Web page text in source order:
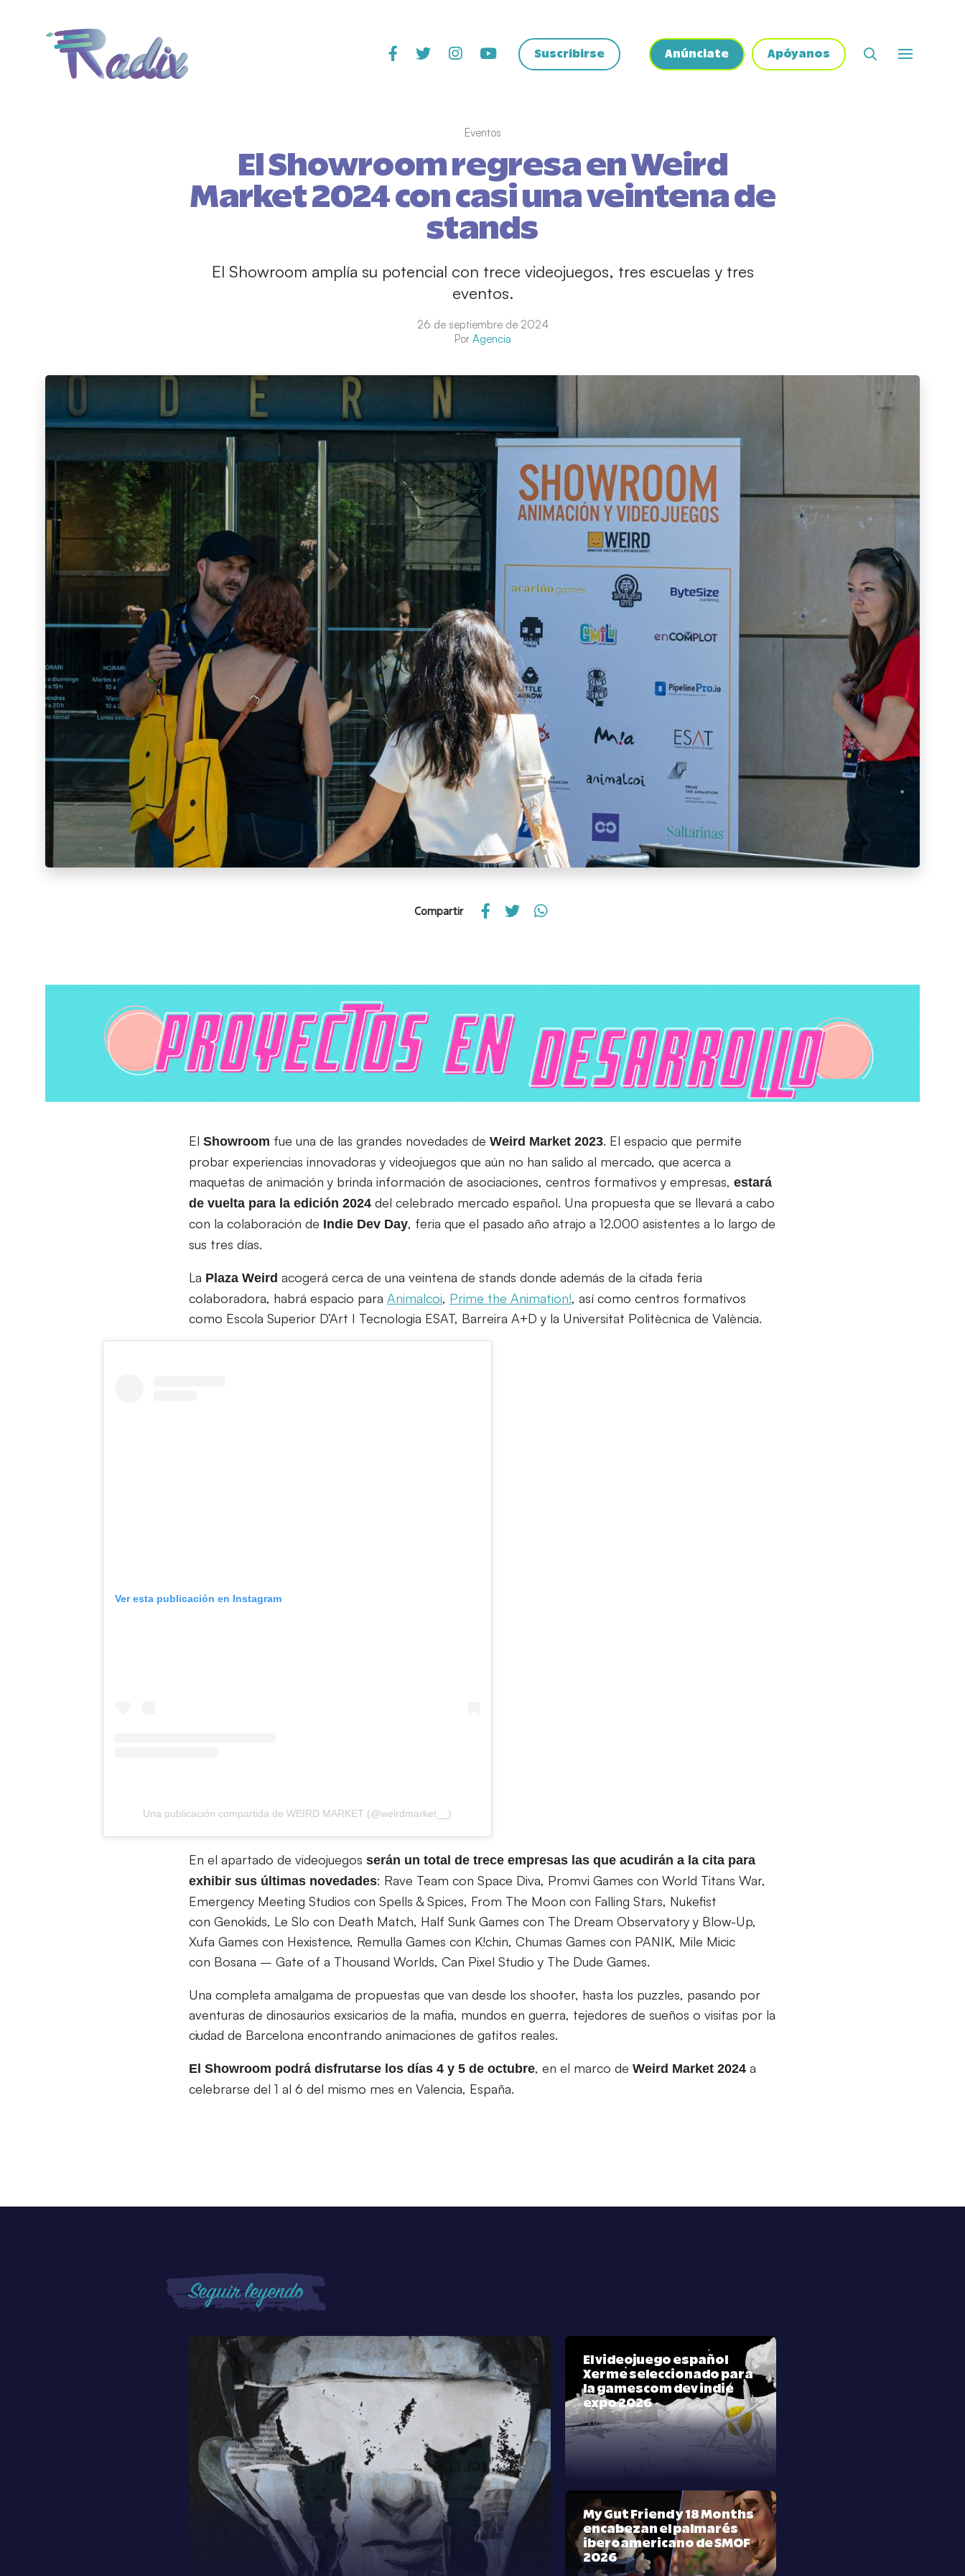
Suscribirse Anúnciate Apóyanos
Eventos
El Showroom regresa en Weird
Market 2024 con casi una veintena de
stands
El Showroom amplía su potencial con trece videojuegos, tres escuelas y tres
eventos.
26 de septiembre de 2024
Por Agencia
Compartir
El Showroom fue una de las grandes novedades de Weird Market 2023. El espacio que permite
probar experiencias innovadoras y videojuegos que aún no han salido al mercado, que acerca a
maquetas de animación y brinda información de asociaciones, centros formativos y empresas, estará
de vuelta para la edición 2024 del celebrado mercado español. Una propuesta que se llevará a cabo
con la colaboración de Indie Dev Day, feria que el pasado año atrajo a 12.000 asistentes a lo largo de
sus tres días.
La Plaza Weird acogerá cerca de una veintena de stands donde además de la citada feria
colaboradora, habrá espacio para Animalcoi, Prime the Animation!, así como centros formativos
como Escola Superior D’Art I Tecnologia ESAT, Barreira A+D y la Universitat Politècnica de València.
Ver esta publicación en Instagram
Una publicación compartida de WEIRD MARKET (@weirdmarket__)
En el apartado de videojuegos serán un total de trece empresas las que acudirán a la cita para
exhibir sus últimas novedades: Rave Team con Space Diva, Promvi Games con World Titans War,
Emergency Meeting Studios con Spells & Spices, From The Moon con Falling Stars, Nukefist
con Genokids, Le Slo con Death Match, Half Sunk Games con The Dream Observatory y Blow-Up,
Xufa Games con Hexistence, Remulla Games con K!chin, Chumas Games con PANIK, Mile Micic
con Bosana – Gate of a Thousand Worlds, Can Pixel Studio y The Dude Games.
Una completa amalgama de propuestas que van desde los shooter, hasta los puzzles, pasando por
aventuras de dinosaurios exsicarios de la mafia, mundos en guerra, tejedores de sueños o visitas por la
ciudad de Barcelona encontrando animaciones de gatitos reales.
El Showroom podrá disfrutarse los días 4 y 5 de octubre, en el marco de Weird Market 2024 a
celebrarse del 1 al 6 del mismo mes en Valencia, España.
Seguir leyendo
El videojuego español
Xerme seleccionado para
la gamescom dev indie
expo 2026
My Gut Friend y 18 Months
encabezan el palmarés
iberoamericano de SMOF
2026